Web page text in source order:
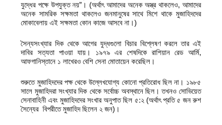
যুদ্ধের পক্ষে উপযুক্ত নয়”। (অর্থাৎ আমাদের অনেক অস্ত্র থাকলেও, আমাদের
অনেক সামরিক সক্ষমতা থাকলেও জনমানুষের সাথে মিশে থাকে মুজাহিদদের
মোকাবেলায় এই সক্ষমতা কোন কাজে আসবে না।)
সৈন্যসংখ্যার দিক থেকে আগের যুদ্ধগুলো বিচার বিশ্লেষণ করলে তার এই
দাবির সত্যতা পাওয়া যায়। ১৯৭৯ এর শেষদিকে রাশিয়ান রেড আর্মি,
আফগানিস্তানে ১ লাখেরও বেশি সেনা মোতায়েন করেছিল।
শুরুতে মুজাহিদদের পক্ষ থেকে উল্লেখযোগ্য কোনো প্রতিরোধ ছিল না। ১৯৮৫
সালে মুজাহিদরা সংখ্যার দিক থেকে সর্বোচ্চ অবস্থানে ছিল। তখনও সোভিয়েত
সেনাবাহিনী এবং মুজাহিদদের সংখার অনুপাত ছিল ৫:২ (অর্থাৎ প্রতি ৫ জন রুশ
সৈন্যের বিপরীতে মুজাহিদ ছিলেন ২ জন)।